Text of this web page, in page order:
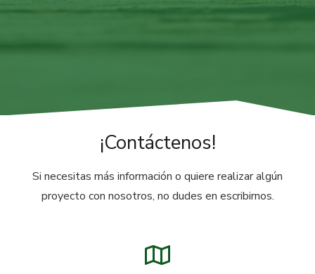
¡Contáctenos!
Si necesitas más información o quiere realizar algún
proyecto con nosotros, no dudes en escribirnos.